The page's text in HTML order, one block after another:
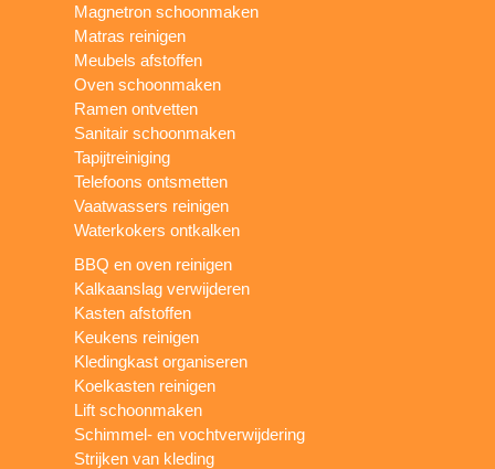
Magnetron schoonmaken
Matras reinigen
Meubels afstoffen
Oven schoonmaken
Ramen ontvetten
Sanitair schoonmaken
Tapijtreiniging
Telefoons ontsmetten
Vaatwassers reinigen
Waterkokers ontkalken
BBQ en oven reinigen
Kalkaanslag verwijderen
Kasten afstoffen
Keukens reinigen
Kledingkast organiseren
Koelkasten reinigen
Lift schoonmaken
Schimmel- en vochtverwijdering
Strijken van kleding